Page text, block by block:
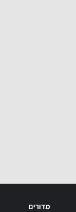
מדורים